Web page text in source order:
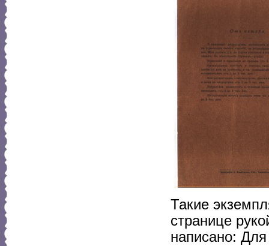
Такие
странице
написано: